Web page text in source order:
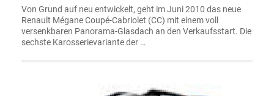
Von Grund auf neu entwickelt, geht im Juni 2010 das neue
Renault Mégane Coupé-Cabriolet (CC) mit einem voll
versenkbaren Panorama-Glasdach an den Verkaufsstart. Die
sechste Karosserievariante der …